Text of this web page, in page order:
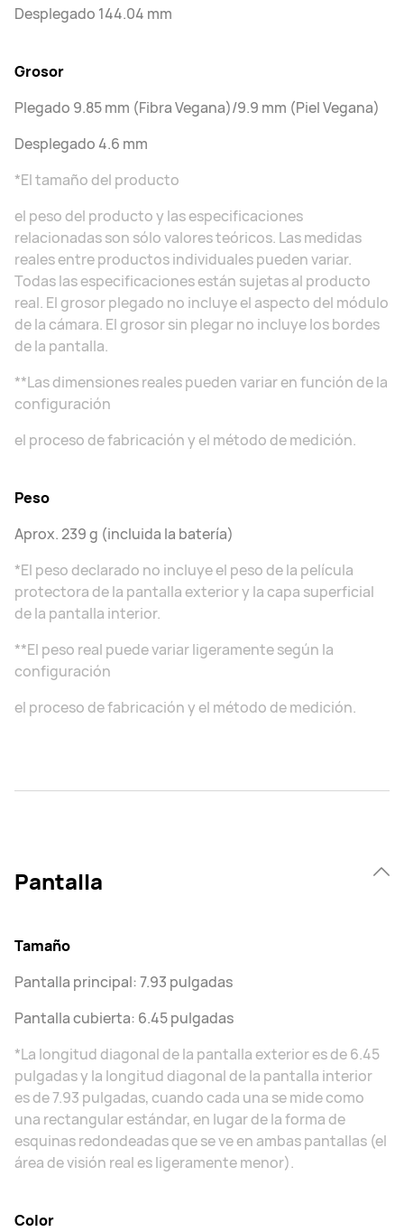
Desplegado 144.04 mm
Grosor
Plegado 9.85 mm (Fibra Vegana)/9.9 mm (Piel Vegana)
Desplegado 4.6 mm
*El tamaño del producto
el peso del producto y las especificaciones
relacionadas son sólo valores teóricos. Las medidas
reales entre productos individuales pueden variar.
Todas las especificaciones están sujetas al producto
real. El grosor plegado no incluye el aspecto del módulo
de la cámara. El grosor sin plegar no incluye los bordes
de la pantalla.
**Las dimensiones reales pueden variar en función de la
configuración
el proceso de fabricación y el método de medición.
Peso
Aprox. 239 g (incluida la batería)
*El peso declarado no incluye el peso de la película
protectora de la pantalla exterior y la capa superficial
de la pantalla interior.
**El peso real puede variar ligeramente según la
configuración
el proceso de fabricación y el método de medición.
Pantalla
Tamaño
Pantalla principal: 7.93 pulgadas
Pantalla cubierta: 6.45 pulgadas
*La longitud diagonal de la pantalla exterior es de 6.45
pulgadas y la longitud diagonal de la pantalla interior
es de 7.93 pulgadas, cuando cada una se mide como
una rectangular estándar, en lugar de la forma de
esquinas redondeadas que se ve en ambas pantallas (el
área de visión real es ligeramente menor).
Color